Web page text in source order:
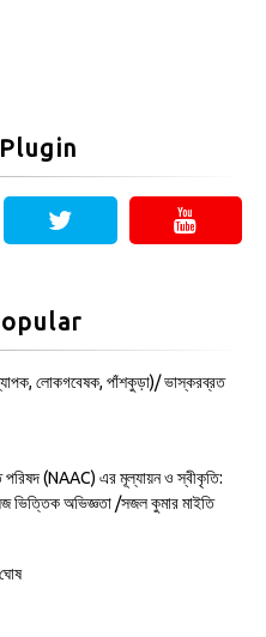
লোকগবেষক, পাঁশকুড়া)/ ভাস্করব্রত
পরিষদ (NAAC) এর মূল্যায়ন ও স্বীকৃতি:
ভিত্তিক অভিজ্ঞতা /সজল কুমার মাইতি